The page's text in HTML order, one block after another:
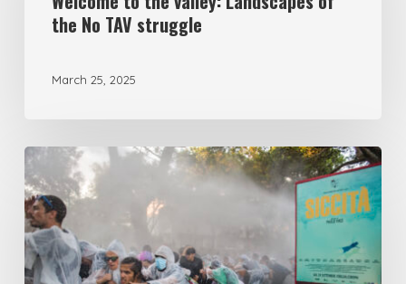
Landscapes
TAV
struggle
the No TAV struggle
March 25, 2025
From
overlapping
to
convergence:
workers’